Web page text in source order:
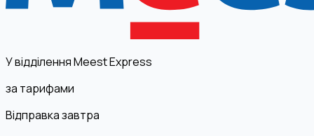
У відділення Meest Express
за тарифами
Відправка завтра